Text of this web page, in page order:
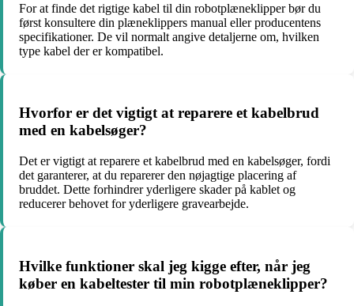
For at finde det rigtige kabel til din robotplæneklipper bør du
først konsultere din plæneklippers manual eller producentens
specifikationer. De vil normalt angive detaljerne om, hvilken
type kabel der er kompatibel.
Hvorfor er det vigtigt at reparere et kabelbrud
med en kabelsøger?
Det er vigtigt at reparere et kabelbrud med en kabelsøger, fordi
det garanterer, at du reparerer den nøjagtige placering af
bruddet. Dette forhindrer yderligere skader på kablet og
reducerer behovet for yderligere gravearbejde.
Hvilke funktioner skal jeg kigge efter, når jeg
køber en kabeltester til min robotplæneklipper?